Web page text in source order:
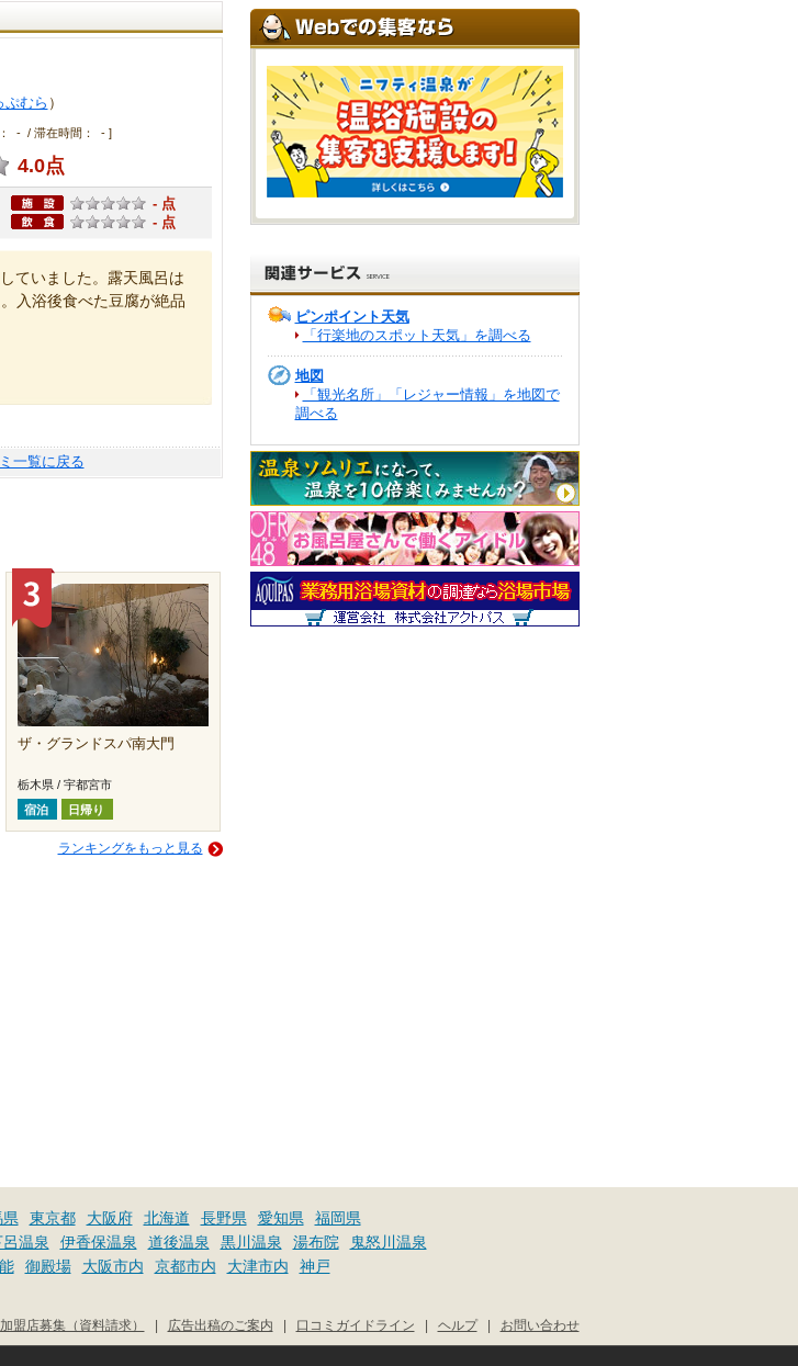
むら ）
- / 滞在時間： - ]
4.0点
- 点
- 点
ていました。露天風呂は
入浴後食べた豆腐が絶品
一覧に戻る
ザ・グランドスパ南大門
栃木県 / 宇都宮市
宿泊
日帰り
ランキングをもっと見る
ピンポイント天気
「行楽地のスポット天気」を調べる
地図
「観光名所」「レジャー情報」を地図で
調べる
東京都 大阪府 北海道 長野県 愛知県 福岡県
温泉 伊香保温泉 道後温泉 黒川温泉 湯布院 鬼怒川温泉
御殿場 大阪市内 京都市内 大津市内 神戸
お問い合わせ
|
ヘルプ
|
口コミガイドライン
|
広告出稿のご案内
|
加盟店募集（資料請求）